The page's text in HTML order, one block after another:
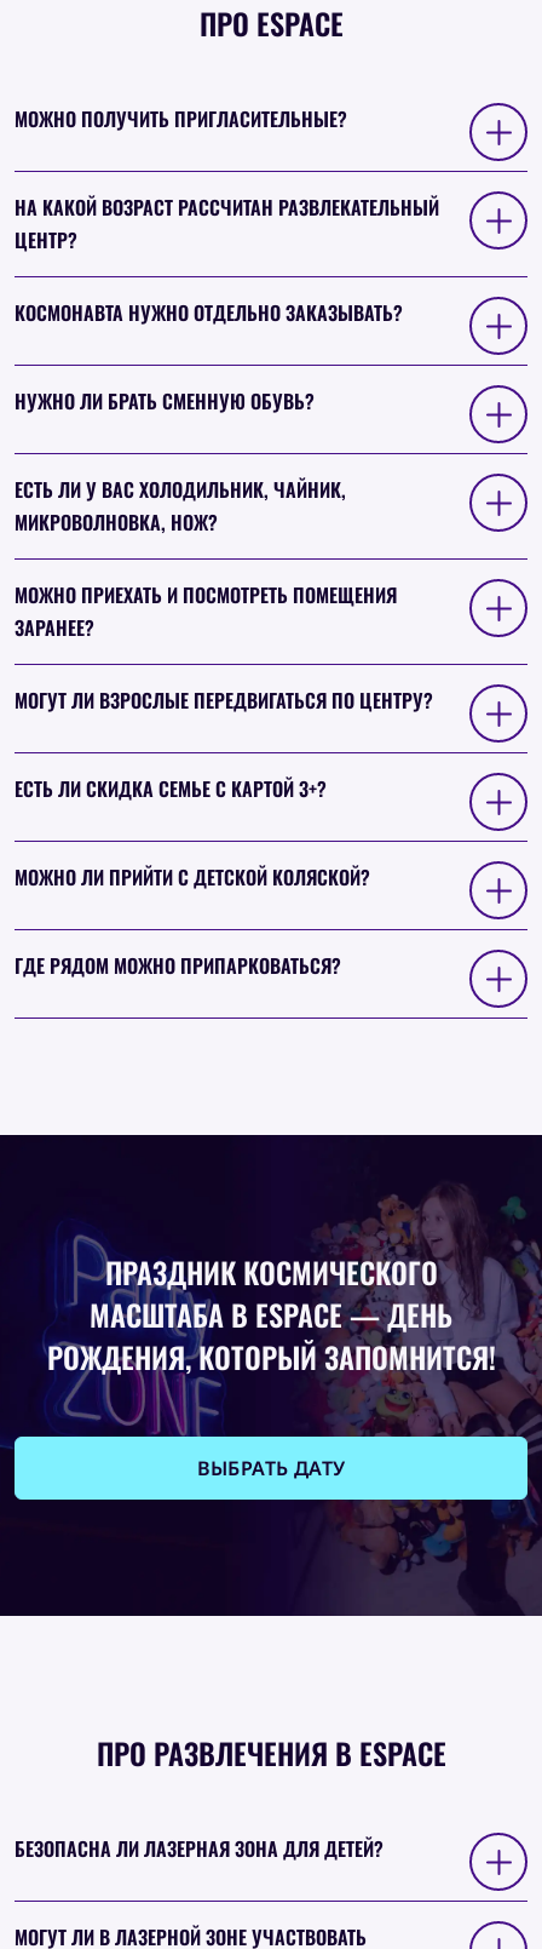
ПРО ESPACE
МОЖНО ПОЛУЧИТЬ ПРИГЛАСИТЕЛЬНЫЕ?
НА КАКОЙ ВОЗРАСТ РАССЧИТАН РАЗВЛЕКАТЕЛЬНЫЙ
ЦЕНТР?
КОСМОНАВТА НУЖНО ОТДЕЛЬНО ЗАКАЗЫВАТЬ?
НУЖНО ЛИ БРАТЬ СМЕННУЮ ОБУВЬ?
ЕСТЬ ЛИ У ВАС ХОЛОДИЛЬНИК, ЧАЙНИК,
МИКРОВОЛНОВКА, НОЖ?
МОЖНО ПРИЕХАТЬ И ПОСМОТРЕТЬ ПОМЕЩЕНИЯ
ЗАРАНЕЕ?
МОГУТ ЛИ ВЗРОСЛЫЕ ПЕРЕДВИГАТЬСЯ ПО ЦЕНТРУ?
ЕСТЬ ЛИ СКИДКА СЕМЬЕ С КАРТОЙ 3+?
МОЖНО ЛИ ПРИЙТИ С ДЕТСКОЙ КОЛЯСКОЙ?
ГДЕ РЯДОМ МОЖНО ПРИПАРКОВАТЬСЯ?
ПРАЗДНИК КОСМИЧЕСКОГО
МАСШТАБАВ ESPACE —ДЕНЬ
РОЖДЕНИЯ, КОТОРЫЙ ЗАПОМНИТСЯ!
ВЫБРАТЬ ДАТУ
ПРО РАЗВЛЕЧЕНИЯ В ESPACE
БЕЗОПАСНА ЛИ ЛАЗЕРНАЯ ЗОНА ДЛЯ ДЕТЕЙ?
МОГУТ ЛИ В ЛАЗЕРНОЙ ЗОНЕ УЧАСТВОВАТЬ